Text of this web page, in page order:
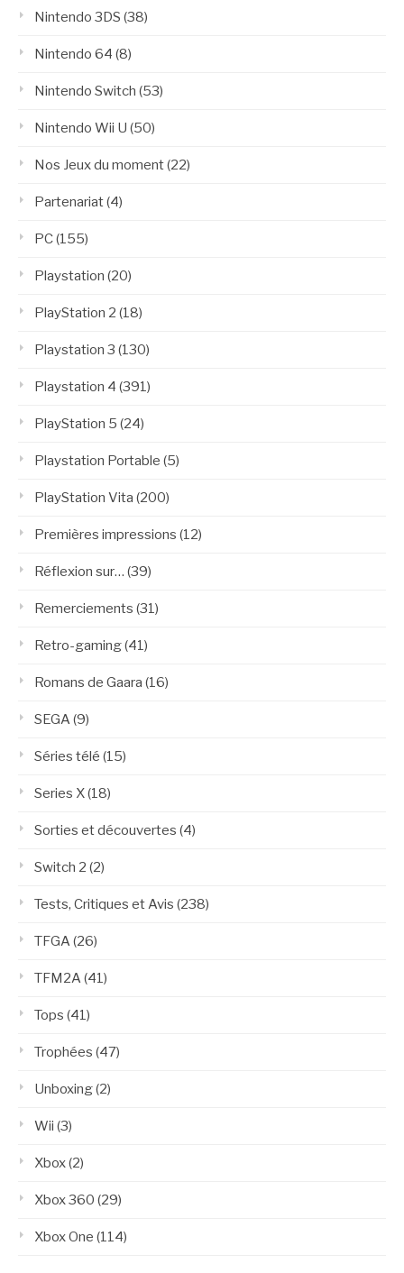
Nintendo 3DS (38)
Nintendo 64 (8)
Nintendo Switch (53)
Nintendo Wii U (50)
Nos Jeux du moment(22)
Partenariat(4)
PC(155)
Playstation (20)
PlayStation 2 (18)
Playstation 3 (130)
Playstation 4 (391)
PlayStation 5 (24)
Playstation Portable (5)
PlayStation Vita (200)
Premières impressions (12)
Réflexion sur… (39)
Remerciements (31)
Retro-gaming(41)
Romans de Gaara (16)
SEGA(9)
Séries télé (15)
Series X(18)
Sorties et découvertes (4)
Switch 2 (2)
Tests, Critiques et Avis (238)
TFGA(26)
TFM2A(41)
Tops (41)
Trophées (47)
Unboxing(2)
Wii (3)
Xbox(2)
Xbox 360 (29)
Xbox One (114)